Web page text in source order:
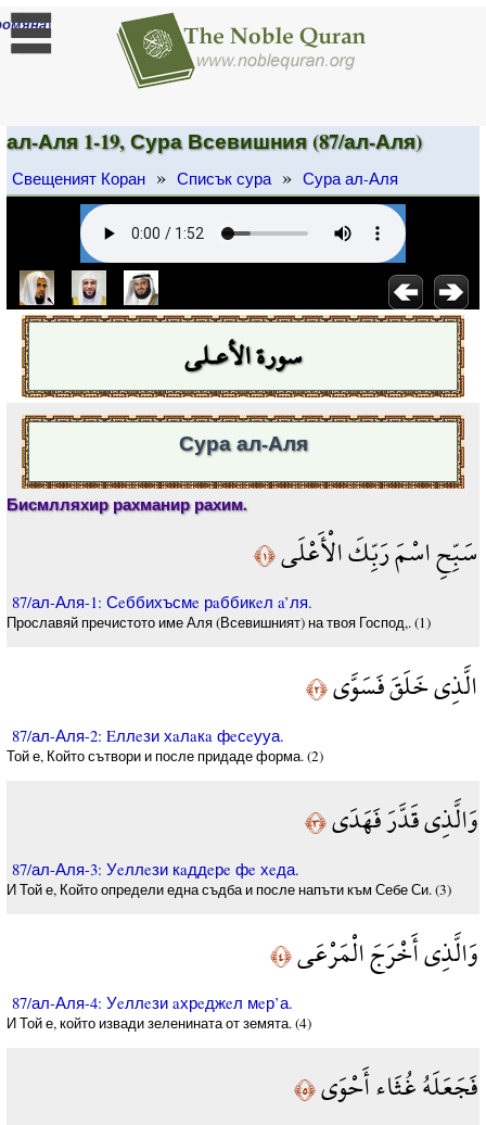
]
ал-Аля 1-19, Сура Всевишния (87/ал-Аля)
Свещеният Коран » Списък сура » Сура ал-Аля
سورة الأعـلى
Сура ал-Аля
Бисмлляхир рахманир рахим.
سَبِّحِ اسْمَ رَبِّكَ الْأَعْلَى﴿١﴾
87/ал-Аля-1: Сeббихъсмe рaббикeл a’ля.
Прославяй пречистото име Аля (Всевишният) на твоя Господ,. (1)
الَّذِي خَلَقَ فَسَوَّى﴿٢﴾
87/ал-Аля-2: Eллeзи хaлaкa фeсeууа.
Той е, Който сътвори и после придаде форма. (2)
وَالَّذِي قَدَّرَ فَهَدَى﴿٣﴾
87/ал-Аля-3: Уeллeзи кaддeрe фe хeда.
И Той е, Който определи една съдба и после напъти към Себе Си. (3)
وَالَّذِي أَخْرَجَ الْمَرْعَى﴿٤﴾
87/ал-Аля-4: Уeллeзи aхрeджeл мeр’а.
И Той е, който извади зеленината от земята. (4)
فَجَعَلَهُ غُثَاء أَحْوَى﴿٥﴾